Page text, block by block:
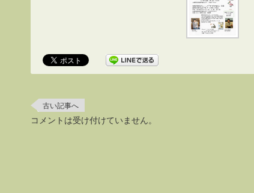
古い記事へ
コメントは受け付けていません。